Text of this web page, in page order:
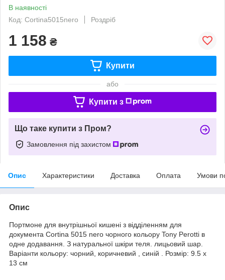
В наявності
Код: Cortina5015nero
Роздріб
1 158 ₴
Купити
або
Купити з
Що таке купити з Пром?
Замовлення під захистом
Опис Характеристики Доставка Оплата Умови
Опис
Портмоне для внутрішньої кишені з відділенням для
документа Cortina 5015 nero чорного кольору Tony Perotti в
одне додавання. З натуральної шкіри теля. лицьовий шар.
Варіанти кольору: чорний, коричневий , синій . Розмір: 9.5 x
13 см